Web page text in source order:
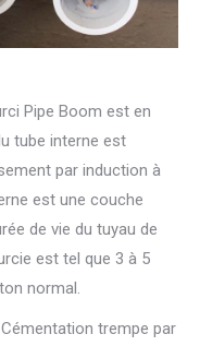
Pipe Boom est en
tube interne est
par induction à
est une couche
de vie du tuyau de
est tel que 3 à 5
normal.
Cémentation trempe par